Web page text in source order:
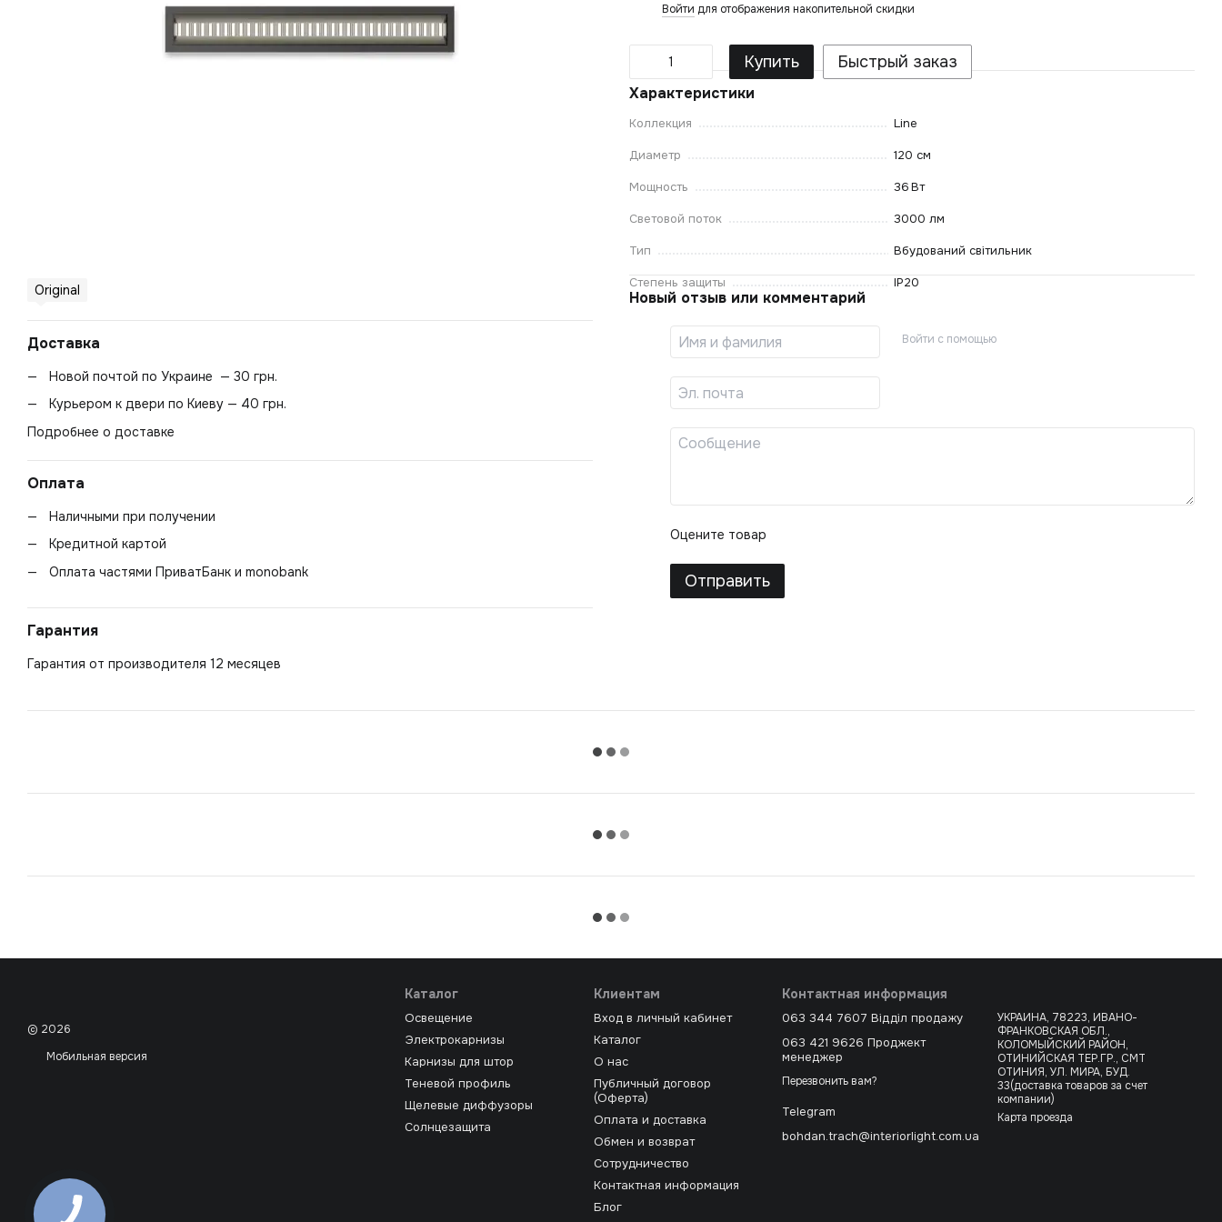
Original
Доставка
Новой почтой по Украине — 30 грн.
Курьером к двери по Киеву — 40 грн.
Подробнее о доставке
Оплата
Наличными при получении
Кредитной картой
Оплата частями ПриватБанк и monobank
Гарантия
Гарантия от производителя 12 месяцев
Войти для отображения накопительной скидки
Купить Быстрый заказ
Характеристики
Коллекция Line
Диаметр 120 см
Мощность 36 Вт
Световой поток 3000 лм
Тип Вбудований світильник
Степень защиты IP20
Новый отзыв или комментарий
Войти с помощью
Оцените товар
Отправить
© 2026
Мобильная версия
Каталог
Освещение
Электрокарнизы
Карнизы для штор
Теневой профиль
Щелевые диффузоры
Солнцезащита
Клиентам
Вход в личный кабинет
Каталог
О нас
Публичный договор
(Оферта)
Оплата и доставка
Обмен и возврат
Сотрудничество
Контактная информация
Блог
Контактная информация
063 344 7607 Відділ продажу
063 421 9626 Проджект
менеджер
Перезвонить вам?
Telegram
bohdan.trach@interiorlight.com.ua
УКРАИНА, 78223, ИВАНО-
ФРАНКОВСКАЯ ОБЛ.,
КОЛОМЫЙСКИЙ РАЙОН,
ОТИНИЙСКАЯ ТЕР.ГР., СМТ
ОТИНИЯ, УЛ. МИРА, БУД.
33(доставка товаров за счет
компании)
Карта проезда